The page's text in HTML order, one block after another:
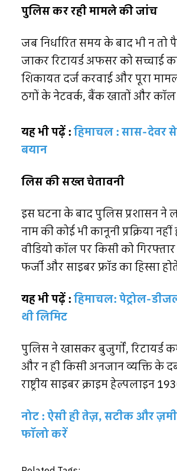
पुलिस कर रही मामले की जांच
जब निर्धारित समय के बाद भी न
जाकर रिटायर्ड अफसर को सच्चाई
शिकायत दर्ज करवाई और पूरा
ठगों के नेटवर्क, बैंक खातों और कॉल
यह भी पढ़ें :हिमाचल : सास-देवर
बयान
लिस की सख्त चेतावनी
इस घटना के बाद पुलिस प्रशासन ने
नाम की कोई भी कानूनी प्रक्रिया
वीडियो कॉल पर किसी को
फर्जी और साइबर फ्रॉड का हिस्सा
यह भी पढ़ें :हिमाचल: पेट्रोल-
थी लिमिट
पुलिस ने खासकर बुजुर्गों, रिटायर्ड
और न ही किसी अनजान व्यक्ति के
राष्ट्रीय साइबर क्राइम
नोट : ऐसी ही तेज़, सटीक और
फॉलो करें